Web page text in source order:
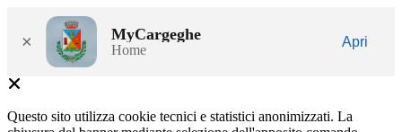
× MyCargeghe
Home
Apri
Questo sito utilizza cookie tecnici e statistici anonimizzati. La